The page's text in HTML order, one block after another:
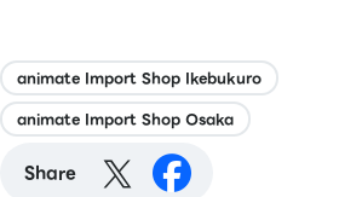
animate Import Shop Ikebukuro
animate Import Shop Osaka
Share